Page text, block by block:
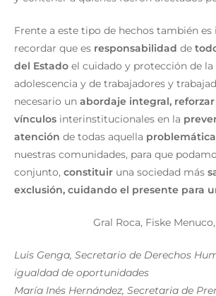
Frente a este tipo de hechos también
recordar que es responsabilidad de
del Estado el cuidado y protección de
adolescencia y de trabajadores y
necesario un abordaje integral, reforzar
vínculos interinstitucionales en la
atención de todas aquella
nuestras comunidades, para que
conjunto, constituir una sociedad más
exclusión, cuidando el presente para
Gral Roca, Fiske
Luis Genga, Secretario de Derechos
igualdad de oportunidades
María Inés Hernández, Secretaria de